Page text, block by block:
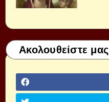
Ακολουθείστε μας